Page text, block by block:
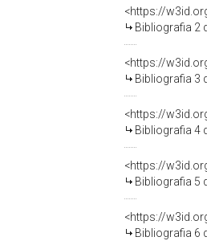
<https://
Bibliografia 2
<https://
Bibliografia 3
<https://
Bibliografia 4
<https://
Bibliografia 5
<https://
Bibliografia 6